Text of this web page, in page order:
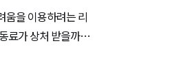
움을 이용하려는 리
료가 상처 받을까봐